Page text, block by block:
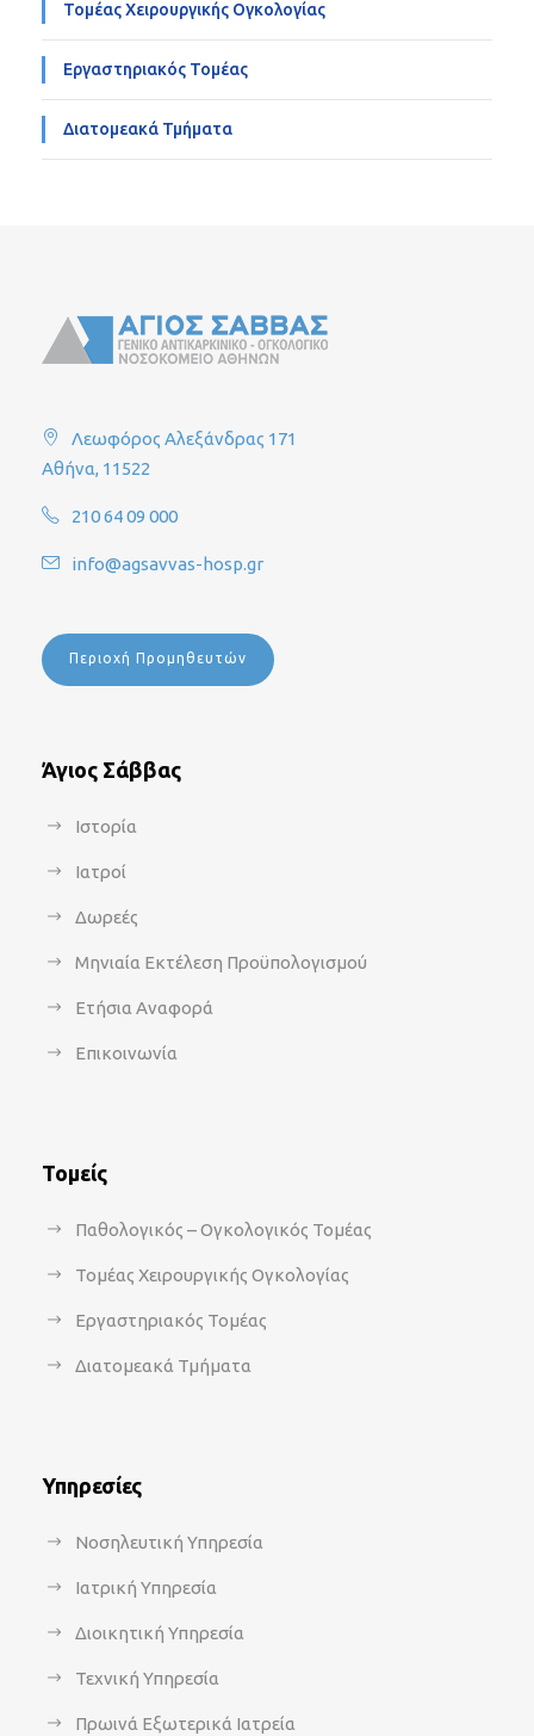
Τομέας Χειρουργικής Ογκολογίας
Εργαστηριακός Τομέας
Διατομεακά Τμήματα
Λεωφόρος Αλεξάνδρας 171
Αθήνα, 11522
210 64 09 000
info@agsavvas-hosp.gr
Περιοχή Προμηθευτών
Άγιος Σάββας
Ιστορία
Ιατροί
Δωρεές
Μηνιαία Εκτέλεση Προϋπολογισμού
Ετήσια Αναφορά
Επικοινωνία
Τομείς
Παθολογικός – Ογκολογικός Τομέας
Τομέας Χειρουργικής Ογκολογίας
Εργαστηριακός Τομέας
Διατομεακά Τμήματα
Υπηρεσίες
Νοσηλευτική Υπηρεσία
Ιατρική Υπηρεσία
Διοικητική Υπηρεσία
Τεχνική Υπηρεσία
Πρωινά Εξωτερικά Ιατρεία